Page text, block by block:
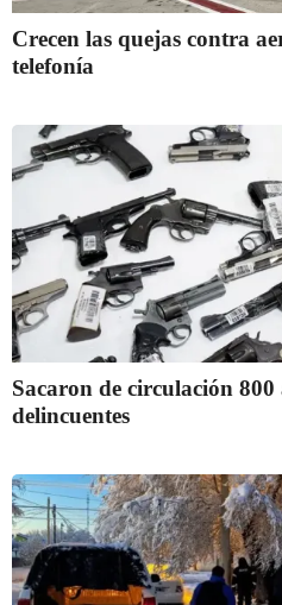
Crecen las quejas contra
telefonía
Sacaron de circulación 800
delincuentes